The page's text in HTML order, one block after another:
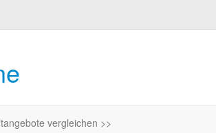
vergleichen >>